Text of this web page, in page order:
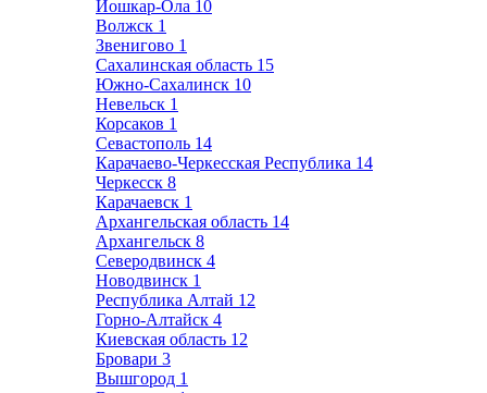
Йошкар-Ола 10
Волжск 1
Звенигово 1
Сахалинская область 15
Южно-Сахалинск 10
Невельск 1
Корсаков 1
Севастополь 14
Карачаево-Черкесская Республика 14
Черкесск 8
Карачаевск 1
Архангельская область 14
Архангельск 8
Северодвинск 4
Новодвинск 1
Республика Алтай 12
Горно-Алтайск 4
Киевская область 12
Бровари 3
Вышгород 1